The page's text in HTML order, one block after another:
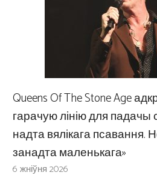
Queens Of The Stone Age
гарачую лінію для падачы
надта вялікага псавання.
занадта маленькага»
6 жніўня 2026